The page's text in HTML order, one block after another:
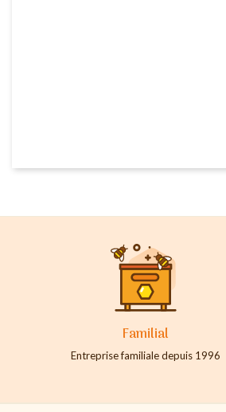
Familial
Entreprise familiale depuis 1996